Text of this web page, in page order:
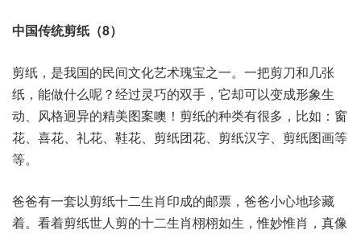
中国传统剪纸（8）
剪纸，是我国的民间文化艺术瑰宝之一。一把剪刀和几张
纸，能做什么呢？经过灵巧的双手，它却可以变成形象生
动、风格迥异的精美图案噢！剪纸的种类有很多，比如：窗
花、喜花、礼花、鞋花、剪纸团花、剪纸汉字、剪纸图画等
等。
爸爸有一套以剪纸十二生肖印成的邮票，爸爸小心地珍藏
着。看着剪纸世人剪的十二生肖栩栩如生，惟妙惟肖，真像